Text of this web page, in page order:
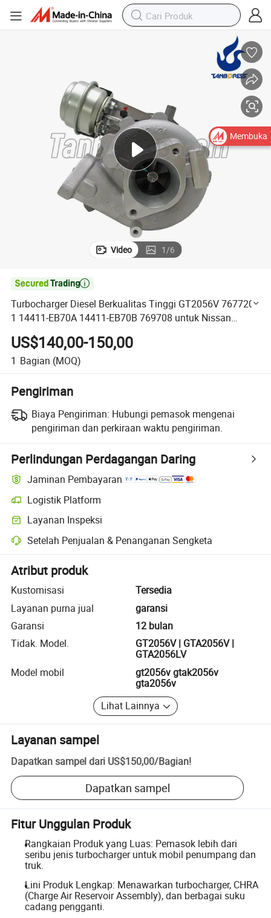
EB70B 769708 untuk Nissan Navara 2.5 dengan YD25DDTi
Turbocharger Diesel Berkualitas Tinggi GT2056V 767720-1 14411-
Video 1/6

Turbocharger Diesel Berkualitas Tinggi GT2056V 767720-
1 14411-EB70A 14411-EB70B 769708 untuk Nissan
Navara 2.5 dengan YD25DDTi Mesin
US$140,00-150,00
1 Bagian (MOQ)
Pengiriman
Biaya Pengiriman: Hubungi pemasok mengenai
pengiriman dan perkiraan waktu pengiriman.
Perlindungan Perdagangan Daring
Jaminan Pembayaran
Logistik Platform
Pelacakan pengiriman yang lebih jelas dengan logistik yang
Layanan Inspeksi
Pemeriksaan pra-pengiriman opsional untuk pemeriksaan kualitas
Setelah Penjualan & Penanganan Sengketa
Penyelesaian sengketa yang dibantu platform, termasuk
Atribut produk
Kustomisasi
Tersedia
Layanan purna jual
garansi
Garansi
12 bulan
Tidak. Model.
GT2056V | GTA2056V |
GTA2056LV
Model mobil
gt2056v gtak2056v
gta2056v
Lihat Lainnya
Layanan sampel
Dapatkan sampel dari US$150,00/Bagian!
Dapatkan sampel
Fitur Unggulan Produk
Rangkaian Produk yang Luas: Pemasok lebih dari
seribu jenis turbocharger untuk mobil penumpang dan
truk.
Lini Produk Lengkap: Menawarkan turbocharger, CHRA
(Charge Air Reservoir Assembly), dan berbagai suku
cadang pengganti.
Membuka